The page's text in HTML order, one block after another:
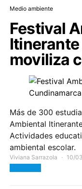
Medio ambiente
Festival
moviliza
Más de 300
Ambiental
Actividades
ambiental escolar.
Viviana Sarrazola 10/